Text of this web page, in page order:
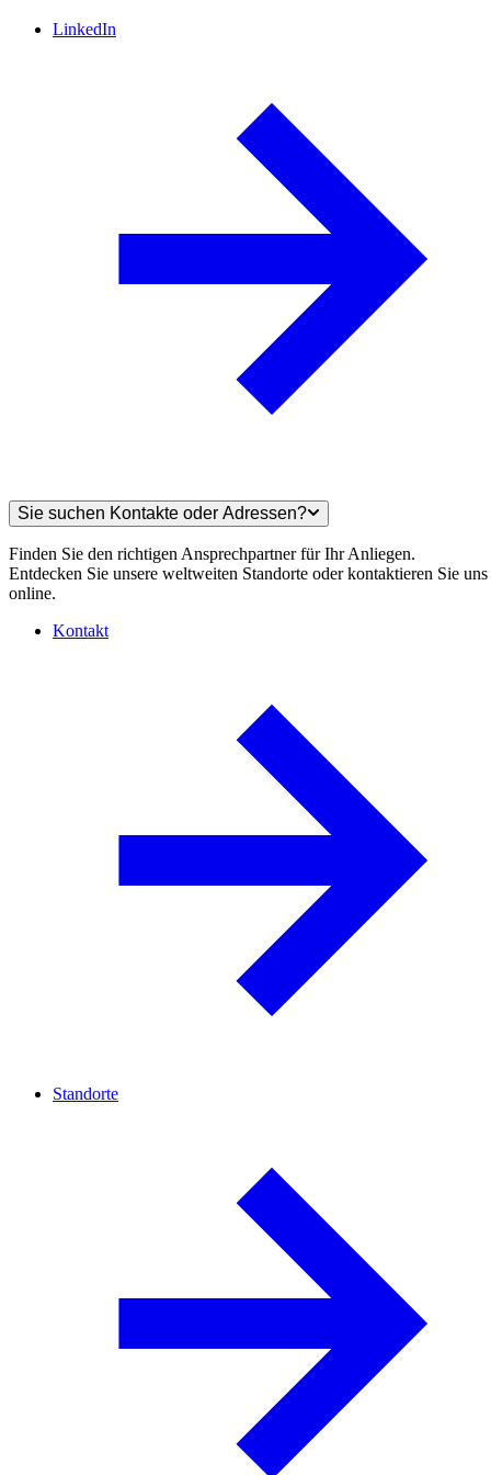
LinkedIn
Sie suchen Kontakte oder Adressen?
Finden Sie den richtigen Ansprechpartner für Ihr Anliegen.
Entdecken Sie unsere weltweiten Standorte oder kontaktieren Sie uns
online.
Kontakt
Standorte